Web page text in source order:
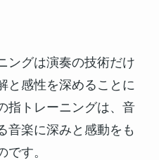
ングは演奏の技術だけ
と感性を深めることに
指トレーニングは、音
音楽に深みと感動をも
す。